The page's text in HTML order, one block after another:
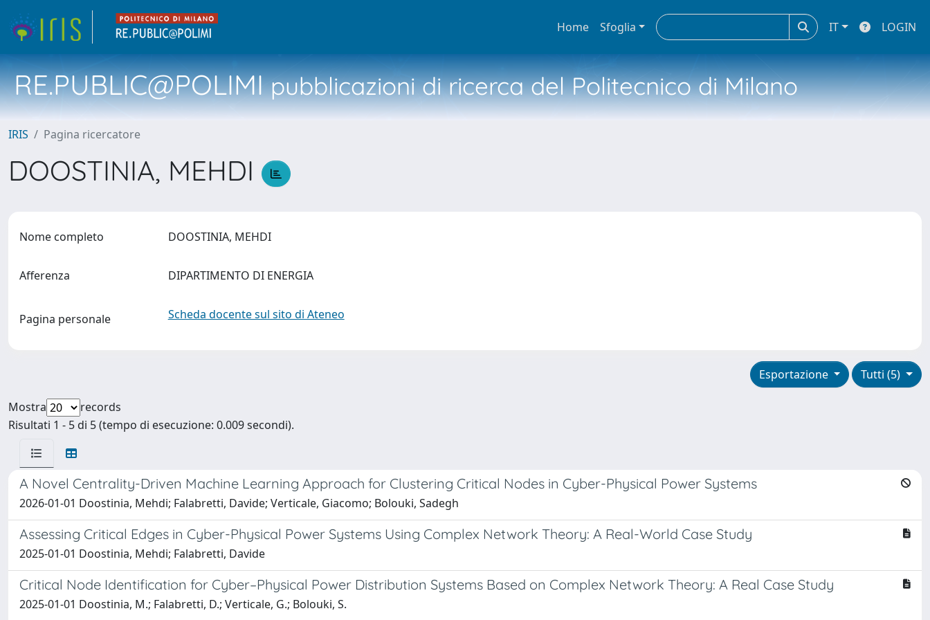
Home Sfoglia IT LOGIN
RE.PUBLIC@POLIMIpubblicazioni di ricerca del Politecnico di Milano
IRIS Pagina ricercatore
DOOSTINIA, MEHDI
Nome completo DOOSTINIA, MEHDI
Afferenza DIPARTIMENTO DI ENERGIA
Pagina personale Scheda docente sul sito di Ateneo
Tutti (5)
Esportazione
Mostra
records
Risultati 1 - 5 di 5 (tempo di esecuzione: 0.009 secondi).
A Novel Centrality-Driven Machine Learning Approach for Clustering Critical Nodes in Cyber-Physical Power Systems
2026-01-01 Doostinia, Mehdi; Falabretti, Davide; Verticale, Giacomo; Bolouki, Sadegh
Assessing Critical Edges in Cyber-Physical Power Systems Using Complex Network Theory: A Real-World Case Study
2025-01-01 Doostinia, Mehdi; Falabretti, Davide
Critical Node Identification for Cyber–Physical Power Distribution Systems Based on Complex Network Theory: A Real Case Study
2025-01-01 Doostinia, M.; Falabretti, D.; Verticale, G.; Bolouki, S.